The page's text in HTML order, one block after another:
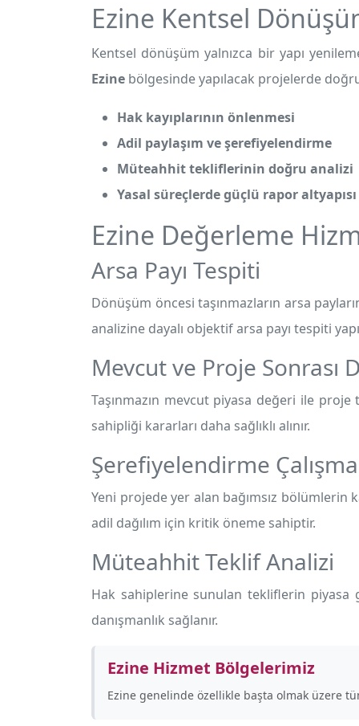
Ezine Kentsel
Kentsel dönüşüm yalnızca bir yapı
Ezine bölgesinde yapılacak projelerde
Hak kayıplarının önlenmesi
Adil paylaşım ve şerefiyelendirme
Müteahhit tekliflerinin doğru analizi
Yasal süreçlerde güçlü rapor altyapısı
Ezine Değerleme
Arsa Payı Tespiti
Dönüşüm öncesi taşınmazların arsa
analizine dayalı objektif arsa payı tespiti
Mevcut ve Proje Sonrası
Taşınmazın mevcut piyasa değeri ile
sahipliği kararları daha sağlıklı alınır.
Şerefiyelendirme
Yeni projede yer alan bağımsız
adil dağılım için kritik öneme sahiptir.
Müteahhit Teklif Analizi
Hak sahiplerine sunulan tekliflerin
danışmanlık sağlanır.
Ezine Hizmet Bölgelerimiz
Ezine genelinde özellikle başta olmak üzere